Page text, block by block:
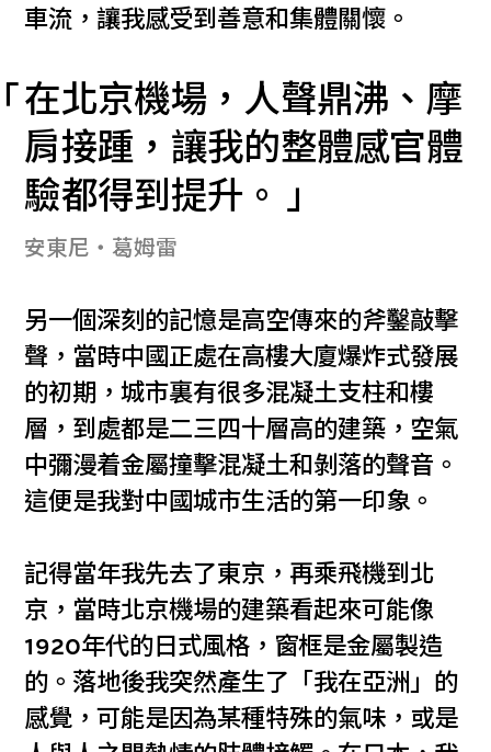
車流，讓我感受到善意和集體關懷。
在北京機場，人聲鼎沸、摩
肩接踵，讓我的整體感官體
驗都得到提升。
安東尼‧葛姆雷
另一個深刻的記憶是高空傳來的斧鑿敲擊
聲，當時中國正處在高樓大廈爆炸式發展
的初期，城市裏有很多混凝土支柱和樓
層，到處都是二三四十層高的建築，空氣
中彌漫着金屬撞擊混凝土和剝落的聲音。
這便是我對中國城市生活的第一印象。
記得當年我先去了東京，再乘飛機到北
京，當時北京機場的建築看起來可能像
1920年代的日式風格，窗框是金屬製造
的。落地後我突然產生了「我在亞洲」的
感覺，可能是因為某種特殊的氣味，或是